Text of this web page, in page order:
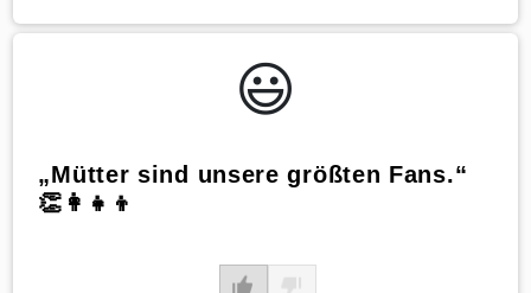
😃️
„Mütter sind unsere größten Fans.“
👏👩‍👧‍👦